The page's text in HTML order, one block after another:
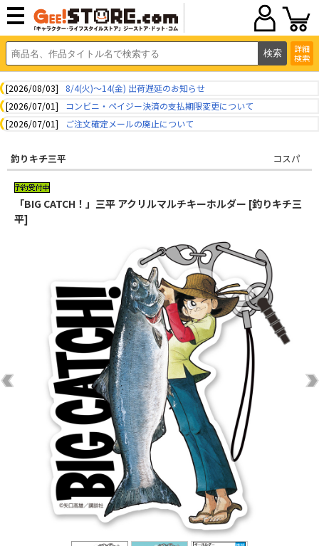
詳細
検索
[2026/08/03]
8/4(火)～14(金) 出荷遅延のお知らせ
[2026/07/01]
コンビニ・ペイジー決済の支払期限変更について
[2026/07/01]
ご注文確定メールの廃止について
釣りキチ三平 コスパ
「BIG CATCH！」三平 アクリルマルチキーホルダー [釣りキチ三
平]